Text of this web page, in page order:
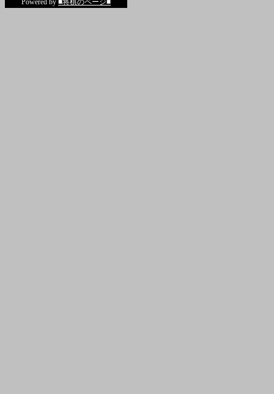
Powered by ■将棋のページ■